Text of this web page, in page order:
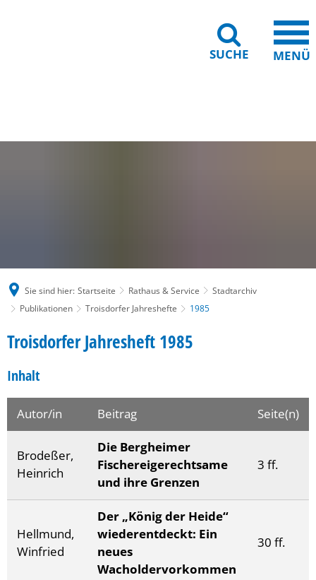
SUCHE MENÜ
Sie sind hier: Startseite Rathaus & Service
Stadtarchiv
Publikationen
Troisdorfer Jahreshefte 1985
Troisdorfer Jahresheft 1985
Inhalt
Autor/in Beitrag Seite(n)
Brodeßer,
Heinrich
Die Bergheimer
Fischereigerechtsame
und ihre Grenzen
3 ff.
Hellmund,
Winfried
Der „König der Heide“
wiederentdeckt: Ein
neues
Wacholdervorkommen
30 ff.